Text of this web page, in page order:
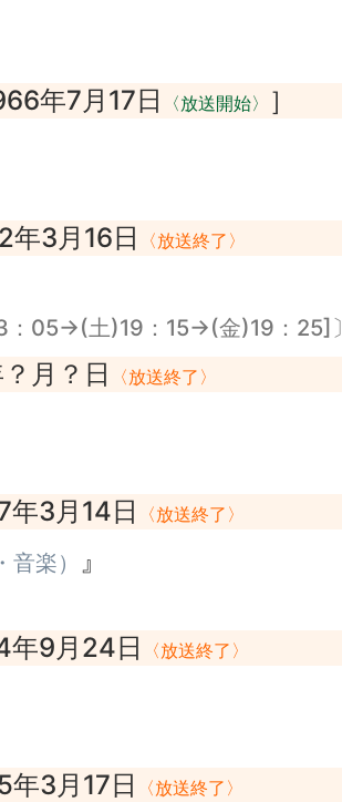
年7月17日 〈放送開始〉 ］
年3月16日 〈放送終了〉
：05→(土)19：15→(金)19：25]〕
月？日 〈放送終了〉
年3月14日 〈放送終了〉
音楽） 』
年9月24日 〈放送終了〉
年3月17日 〈放送終了〉